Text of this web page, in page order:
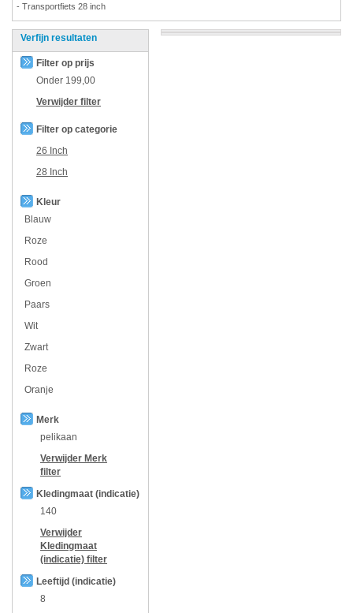
- Transportfiets 28 inch
Verfijn resultaten
Filter op prijs
Onder 199,00
Verwijder filter
Filter op categorie
26 Inch
28 Inch
Kleur
Blauw
Roze
Rood
Groen
Paars
Wit
Zwart
Roze
Oranje
Merk
pelikaan
Verwijder Merk
filter
Kledingmaat (indicatie)
140
Verwijder
Kledingmaat
(indicatie) filter
Leeftijd (indicatie)
8